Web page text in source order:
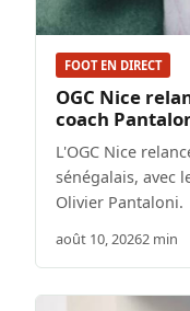
FOOT EN DIRECT
OGC Nice
coach
L'OGC Nice
sénégalais, avec
Olivier Pantaloni.
août 10, 20262 min